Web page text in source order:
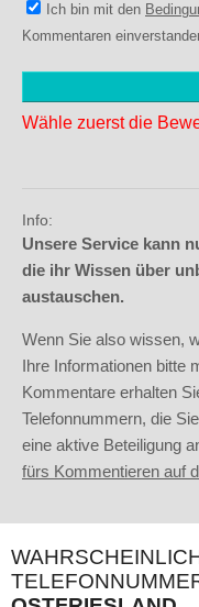
Ich bin mit den
Kommentaren
Wähle zuerst die
Info:
Unsere Service kann
die ihr Wissen über
austauschen.
Wenn Sie also wissen,
Ihre Informationen bitte
Kommentare erhalten
Telefonnummern, die
eine aktive Beteiligung
fürs Kommentieren auf